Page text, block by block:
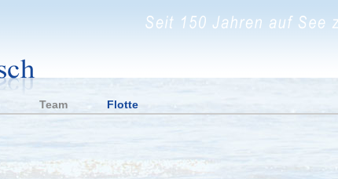
Team Flotte